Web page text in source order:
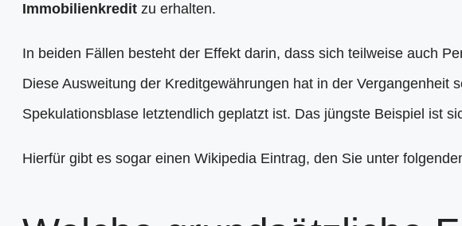
Immobilienkredit zu erhalten.
In beiden Fällen besteht der Effekt darin, dass sich teilweise auch
Diese Ausweitung der Kreditgewährungen hat in der
Spekulationsblase letztendlich geplatzt ist. Das jüngste Beispiel ist
Hierfür gibt es sogar einen Wikipedia Eintrag, den Sie unter